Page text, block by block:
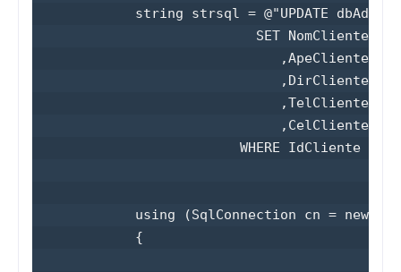
string strsql = @"UPDATE
SET NomCliente =
,ApeCliente =
,DirCliente =
,TelCliente =
,CelCliente =
WHERE IdCliente =
using (SqlConnection cn = new
            {